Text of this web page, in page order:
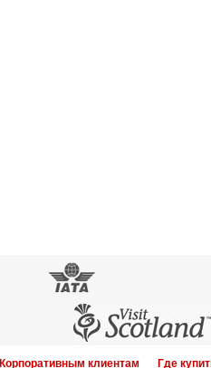
Корпоративным клиентам Где